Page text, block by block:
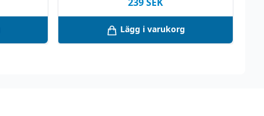
239SEK
Lägg i varukorg